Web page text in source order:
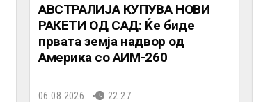
АВСТРАЛИЈА КУПУВА НОВИ
РАКЕТИ ОД САД: Ќе биде
првата земја надвор од
Америка со АИМ-260
06.08.2026. 22:27